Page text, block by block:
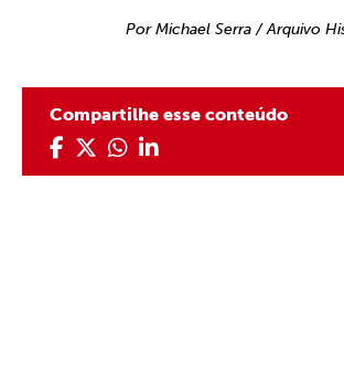
Por Michael Serra / Arquivo
Compartilhe esse conteúdo